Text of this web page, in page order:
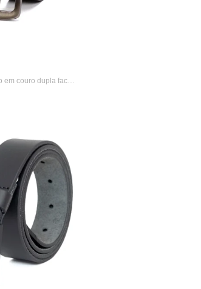
Cinto Masculino em couro dupla face na c...